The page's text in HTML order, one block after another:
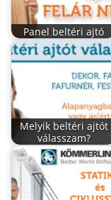
Panel beltéri ajtó
Melyik beltéri ajtót
válasszam?